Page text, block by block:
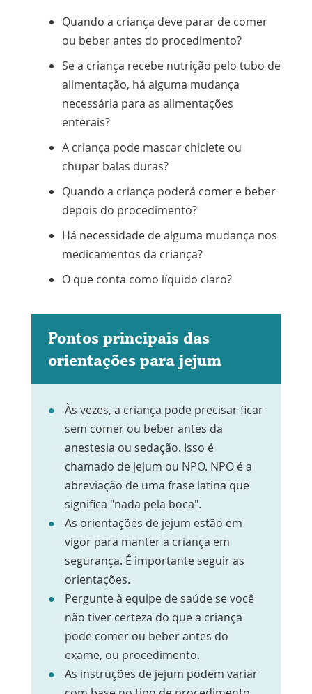
Quando a criança deve parar de comer
ou beber antes do procedimento?
Se a criança recebe nutrição pelo tubo de
alimentação, há alguma mudança
necessária para as alimentações
enterais?
A criança pode mascar chiclete ou
chupar balas duras?
Quando a criança poderá comer e beber
depois do procedimento?
Há necessidade de alguma mudança nos
medicamentos da criança?
O que conta como líquido claro?
Pontos principais das
orientações para jejum
Às vezes, a criança pode precisar ficar
sem comer ou beber antes da
anestesia ou sedação. Isso é
chamado de jejum ou NPO. NPO é a
abreviação de uma frase latina que
significa "nada pela boca".
As orientações de jejum estão em
vigor para manter a criança em
segurança. É importante seguir as
orientações.
Pergunte à equipe de saúde se você
não tiver certeza do que a criança
pode comer ou beber antes do
exame, ou procedimento.
As instruções de jejum podem variar